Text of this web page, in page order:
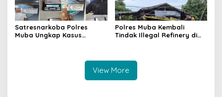
Satresnarkoba Polres
Muba Ungkap Kasus
Polres Muba Kembali
Tindak Illegal Refinery di
View More